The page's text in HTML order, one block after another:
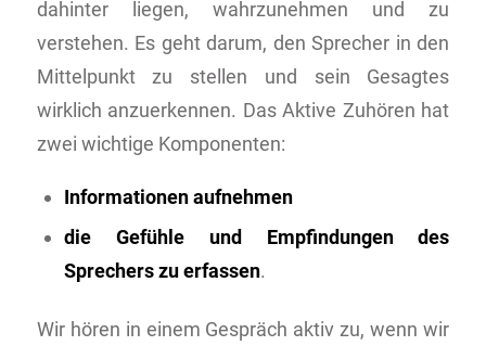
dahinter liegen, wahrzunehmen und zu
verstehen. Es geht darum, den Sprecher in den
Mittelpunkt zu stellen und sein Gesagtes
wirklich anzuerkennen. Das Aktive Zuhören hat
zwei wichtige Komponenten:
Informationen aufnehmen
die Gefühle und Empfindungen des
Sprechers zu erfassen.
Wir hören in einem Gespräch aktiv zu, wenn wir